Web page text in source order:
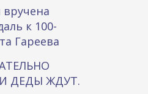
к 100-
Гареева
ДЕДЫ ЖДУТ.